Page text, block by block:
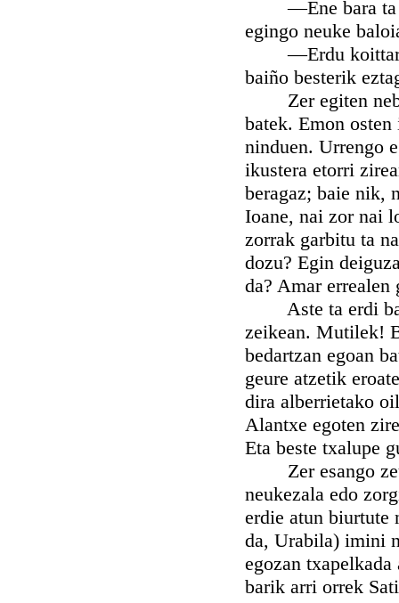
—Ene bara ta ni!
egingo neuke
—Erdu koittaru
baiño besterik
Zer egiten
batek. Emon
ninduen. Urrengo
ikustera etorri
beragaz; baie nik,
Ioane, nai zor nai
zorrak garbitu ta
dozu? Egin
da? Amar errealen
Aste ta erdi
zeikean. Mutilek!
bedartzan egoan
geure atzetik
dira alberrietako
Alantxe egoten
Eta beste txalupe
Zer esango
neukezala edo
erdie atun biurtute
da, Urabila) imini
egozan
barik arri orrek